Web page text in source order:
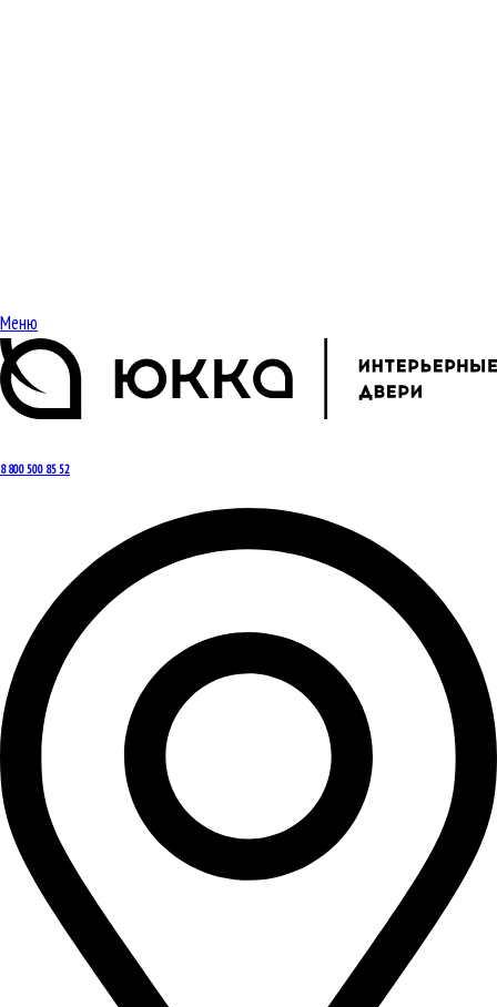
Меню
8 800 500 85 52